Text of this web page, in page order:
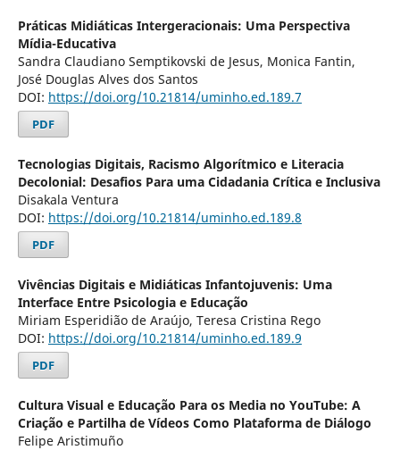
Práticas Midiáticas Intergeracionais: Uma Perspectiva
Mídia-Educativa
Sandra Claudiano Semptikovski de Jesus, Monica Fantin,
José Douglas Alves dos Santos
DOI: https://doi.org/10.21814/uminho.ed.189.7
PDF
Tecnologias Digitais, Racismo Algorítmico e Literacia
Decolonial: Desafios Para uma Cidadania Crítica e Inclusiva
Disakala Ventura
DOI: https://doi.org/10.21814/uminho.ed.189.8
PDF
Vivências Digitais e Midiáticas Infantojuvenis: Uma
Interface Entre Psicologia e Educação
Miriam Esperidião de Araújo, Teresa Cristina Rego
DOI: https://doi.org/10.21814/uminho.ed.189.9
PDF
Cultura Visual e Educação Para os Media no YouTube: A
Criação e Partilha de Vídeos Como Plataforma de Diálogo
Felipe Aristimuño